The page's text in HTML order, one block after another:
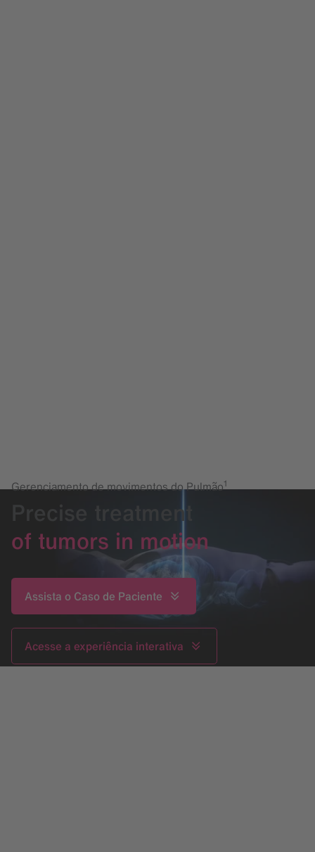
Gerenciamento de movimentos do Pulmão1
Precise treatment
of tumors in motion
Assista o Caso de Paciente
Acesse a experiência interativa